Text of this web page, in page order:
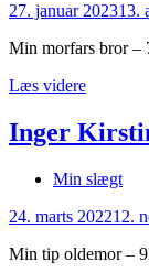
27. januar 202313.
Min morfars bror –
Læs videre
Inger
Min slægt
24. marts 202212.
Min tip oldemor –